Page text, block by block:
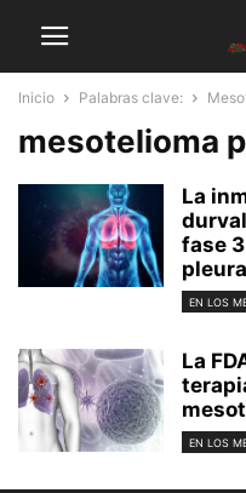
Inicio Palabras clave:
mesotelioma
La
fase
EN LOS
La
EN LOS